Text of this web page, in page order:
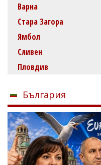
Варна
Стара Загора
Ямбол
Сливен
Пловдив
България